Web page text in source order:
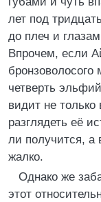
лет под
до плеч и
Впрочем, если
четверть
видит не
разглядеть её
ли получится, а
жалко.
Однако же
этот